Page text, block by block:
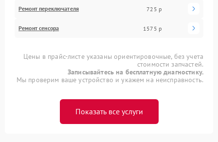
Ремонт переключателя 725 р
Ремонт сенсора 1575 р
Цены в прайс-листе указаны ориентировочные, без учета
стоимости запчастей.
Записывайтесь на бесплатную диагностику.
Мы проверим ваше устройство и укажем на неисправность.
Показать все услуги